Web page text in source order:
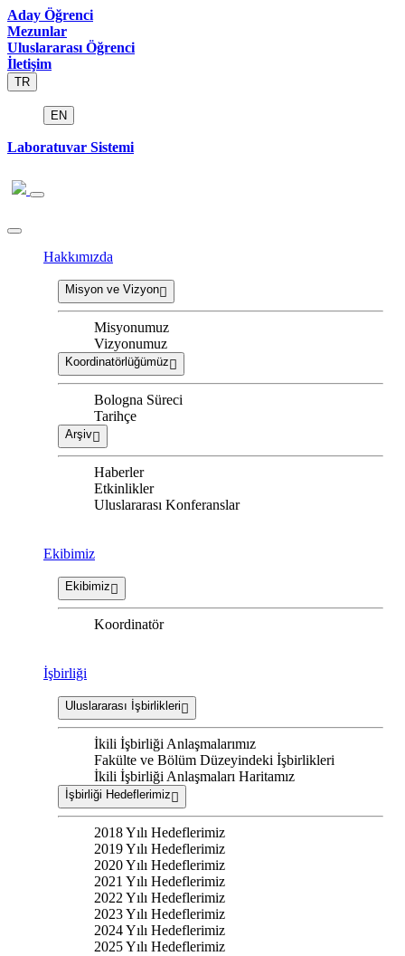
Aday Öğrenci
Mezunlar
Uluslararası Öğrenci
İletişim
TR
EN
Laboratuvar Sistemi
Hakkımızda
Misyon ve Vizyon
Misyonumuz
Vizyonumuz
Koordinatörlüğümüz
Bologna Süreci
Tarihçe
Arşiv
Haberler
Etkinlikler
Uluslararası Konferanslar
Ekibimiz
Ekibimiz
Koordinatör
İşbirliği
Uluslararası İşbirlikleri
İkili İşbirliği Anlaşmalarımız
Fakülte ve Bölüm Düzeyindeki İşbirlikleri
İkili İşbirliği Anlaşmaları Haritamız
İşbirliği Hedeflerimiz
2018 Yılı Hedeflerimiz
2019 Yılı Hedeflerimiz
2020 Yılı Hedeflerimiz
2021 Yılı Hedeflerimiz
2022 Yılı Hedeflerimiz
2023 Yılı Hedeflerimiz
2024 Yılı Hedeflerimiz
2025 Yılı Hedeflerimiz